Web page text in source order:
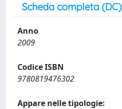
Scheda completa (DC)
Anno
2009
Codice ISBN
9780819476302
Appare nelle tipologie: